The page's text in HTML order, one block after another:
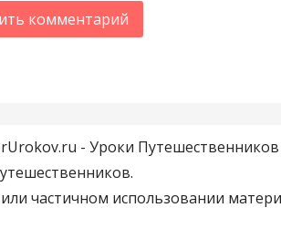
- Уроки
частичном использовании